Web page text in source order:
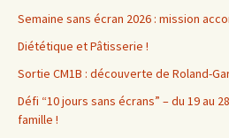
Semaine sans écran 2026 : mission
Diététique et Pâtisserie !
Sortie CM1B : découverte de Roland-
Défi “10 jours sans écrans” – du 19 au
famille !